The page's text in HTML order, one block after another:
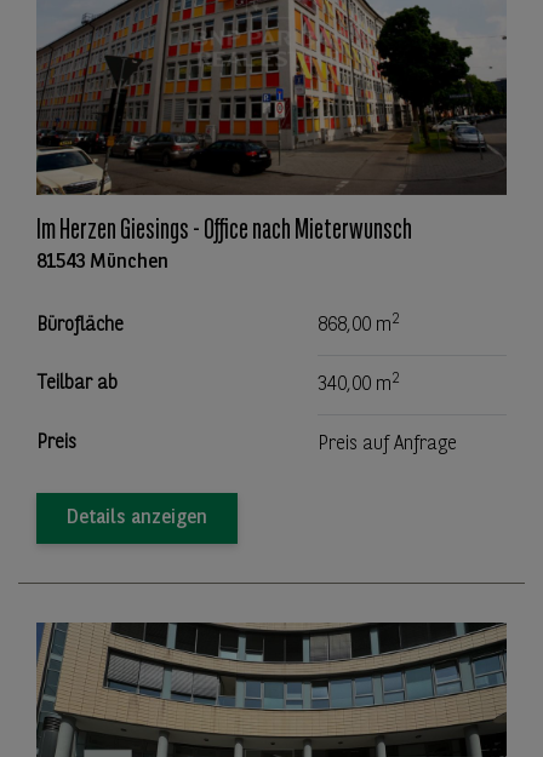
Im Herzen Giesings - Office nach Mieterwunsch
81543 München
Bürofläche 868,00 m2
Teilbar ab 340,00 m2
Preis Preis auf Anfrage
Details anzeigen